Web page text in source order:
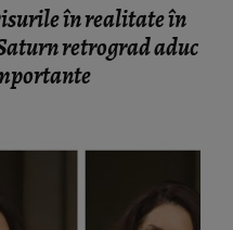
în realitate în
retrograd aduc